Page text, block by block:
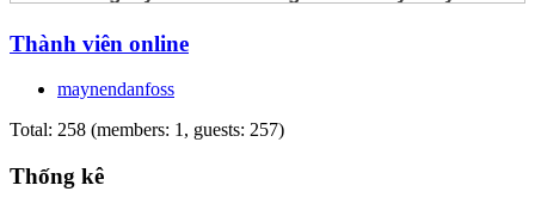
Thành viên online
maynendanfoss
Total: 258 (members: 1, guests: 257)
Thống kê